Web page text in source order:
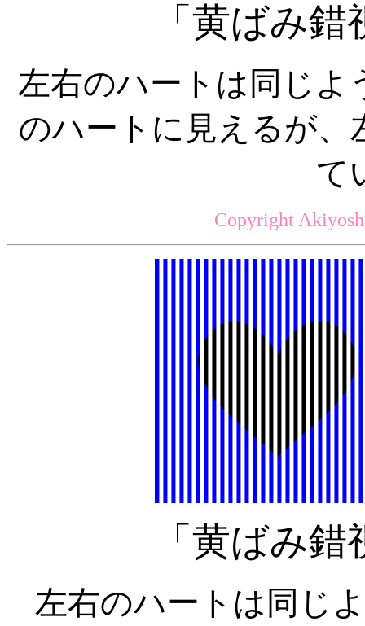
「黄ばみ
左右のハートは同じよ
のハートに見えるが
て
Copyright
「黄ばみ
左右のハートは同じ